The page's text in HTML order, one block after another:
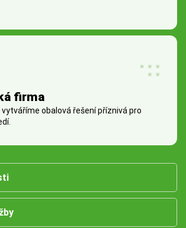
firma
obalová řešení příznivá pro